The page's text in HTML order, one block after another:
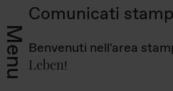
Menu
Comunicati
Benvenuti nell'area
Leben!